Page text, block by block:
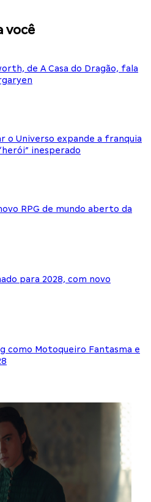
você
de A Casa do Dragão, fala
o Universo expande a franquia
inesperado
RPG de mundo aberto da
para 2028, com novo
como Motoqueiro Fantasma e